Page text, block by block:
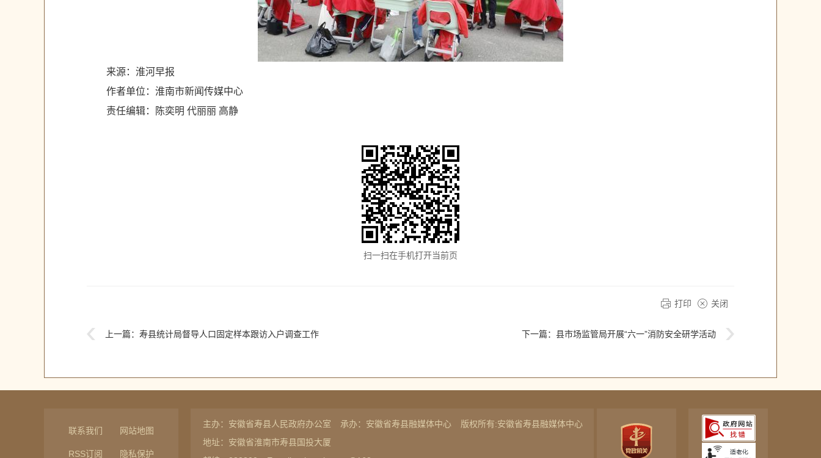
来源：淮河早报
作者单位：淮南市新闻传媒中心
责任编辑：陈奕明 代丽丽 高静
扫一扫在手机打开当前页
打印 关闭
上一篇： 寿县统计局督导人口固定样本跟访入户调查工作 下一篇： 县市场监管局开展“六一”消防安全研学活动
联系我们 网站地图
RSS订阅 隐私保护
主办：安徽省寿县人民政府办公室 承办：安徽省寿县融媒体中心
版权所有:安徽省寿县融媒体中心
地址：安徽省淮南市寿县国投大厦